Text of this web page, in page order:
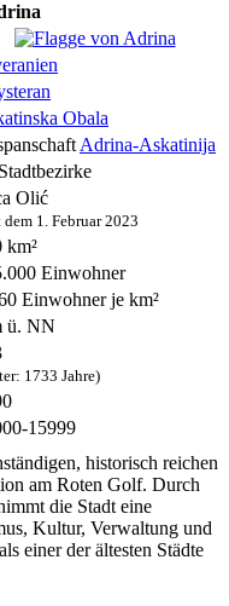
Obala
Adrina-Askatinija
Olić
dem 1. Februar 2023
km²
Einwohner
Einwohner je km²
ü. NN
1733 Jahre)
15999
historisch reichen
am Roten Golf. Durch
die Stadt eine
Kultur, Verwaltung und
einer der ältesten Städte